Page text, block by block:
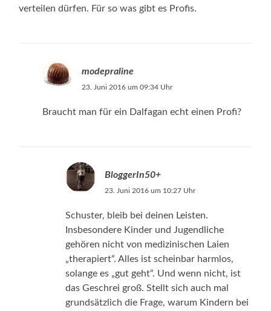
verteilen dürfen. Für so was gibt es Profis.
modepraline
23. Juni 2016 um 09:34 Uhr
Braucht man für ein Dalfagan echt einen Profi?
BloggerIn50+
23. Juni 2016 um 10:27 Uhr
Schuster, bleib bei deinen Leisten.
Insbesondere Kinder und Jugendliche
gehören nicht von medizinischen Laien
„therapiert“. Alles ist scheinbar harmlos,
solange es „gut geht“. Und wenn nicht, ist
das Geschrei groß. Stellt sich auch mal
grundsätzlich die Frage, warum Kindern bei